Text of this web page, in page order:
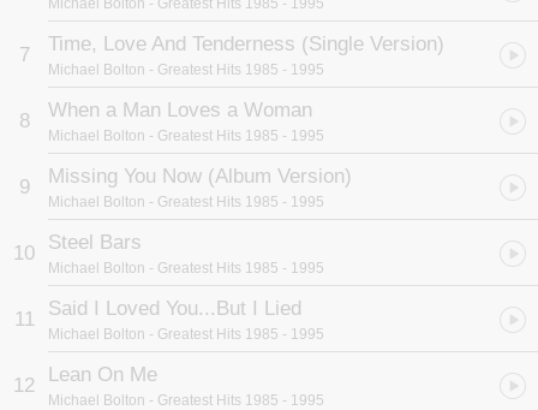
Michael Bolton - Greatest Hits 1985 - 1995
7 Time, Love And Tenderness (Single Version)
Michael Bolton - Greatest Hits 1985 - 1995
8 When a Man Loves a Woman
Michael Bolton - Greatest Hits 1985 - 1995
9 Missing You Now (Album Version)
Michael Bolton - Greatest Hits 1985 - 1995
10 Steel Bars
Michael Bolton - Greatest Hits 1985 - 1995
11 Said I Loved You...But I Lied
Michael Bolton - Greatest Hits 1985 - 1995
12 Lean On Me
Michael Bolton - Greatest Hits 1985 - 1995